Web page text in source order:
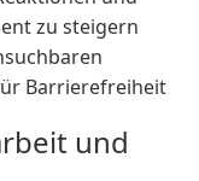
zu steigern
Barrierefreiheit
und